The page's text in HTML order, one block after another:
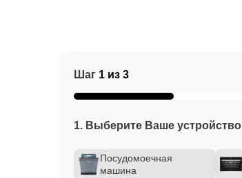
Шаг 1 из 3
1. Выберите Ваше устройство
Посудомоечная
машина